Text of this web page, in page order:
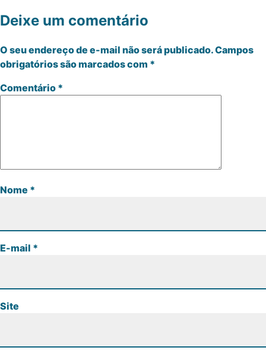
Deixe um comentário
O seu endereço de e-mail não será publicado.Campos
obrigatórios são marcados com *
Comentário *
Nome *
E-mail *
Site